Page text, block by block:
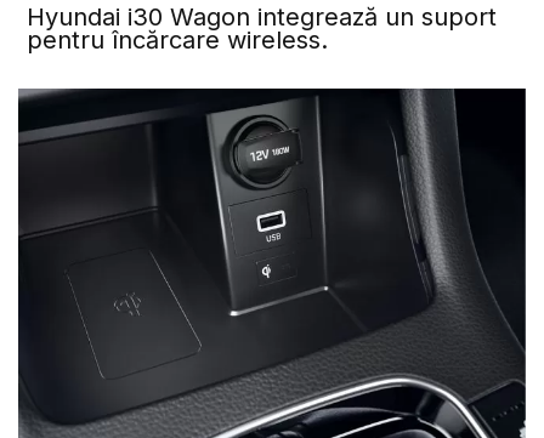
Hyundai i30 Wagon integrează un suport
pentru încărcare wireless.